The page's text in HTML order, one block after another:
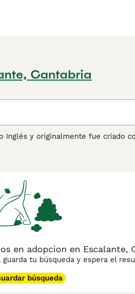
Cantabria
y originalmente fue criado
como "Snap Dog", puede correr
información sobre esta raza
en adopcion en Escalante,
tu búsqueda y espera el
búsqueda